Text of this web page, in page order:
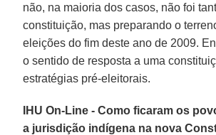
não, na maioria dos casos, não foi
constituição, mas preparando o
eleições do fim deste ano de 2009.
o sentido de resposta a uma
estratégias pré-eleitorais.
IHU On-Line - Como ficaram os
a jurisdição indígena na nova